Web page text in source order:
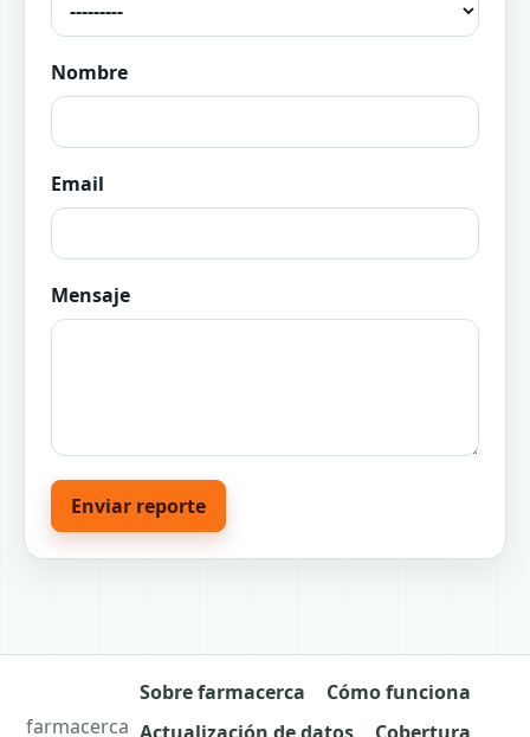
Nombre
Email
Mensaje
Enviar reporte
farmacerca
Sobre farmacerca
Cómo funciona